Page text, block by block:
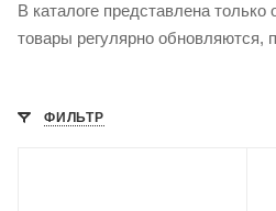
В каталоге представлена только
товары регулярно обновляются,
ФИЛЬТР